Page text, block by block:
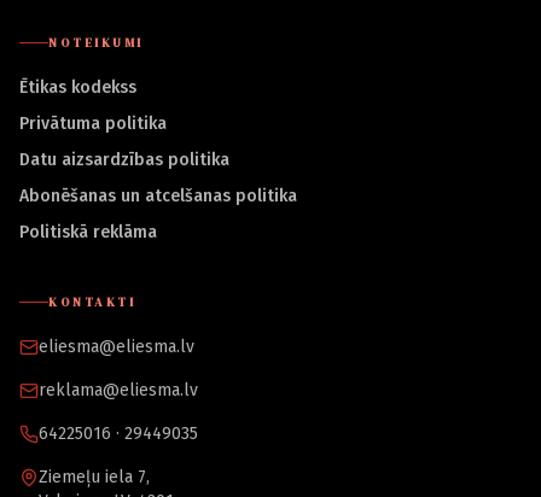
NOTEIKUMI
Ētikas kodekss
Privātuma politika
Datu aizsardzības politika
Abonēšanas un atcelšanas politika
Politiskā reklāma
KONTAKTI
eliesma@eliesma.lv
reklama@eliesma.lv
64225016 · 29449035
Ziemeļu iela 7,